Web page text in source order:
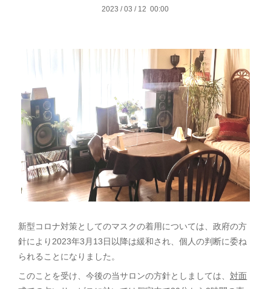
2023 /03 / 12 00:00
新型コロナ対策としてのマスクの着用については、政府の方
針により2023年3月13日以降は緩和され、個人の判断に委ね
られることになりました。
このことを受け、今後の当サロンの方針としましては、対面